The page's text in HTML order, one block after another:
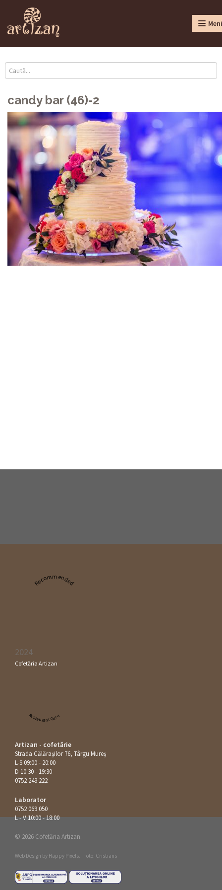
candy bar (46)-2
Recommended
2024
Cofetăria Artizan
Restaurant Guru
Artizan - cofetărie
Strada Călăraşilor 76, Târgu Mureș
L-S 09:00 - 20:00
D 10:30 - 19:30
0752 243 222
Laborator
0752 069 050
L - V 10:00 - 18:00
© 2026 Cofetăria Artizan.
Web Design by Happy Pixels. Foto: Cristians